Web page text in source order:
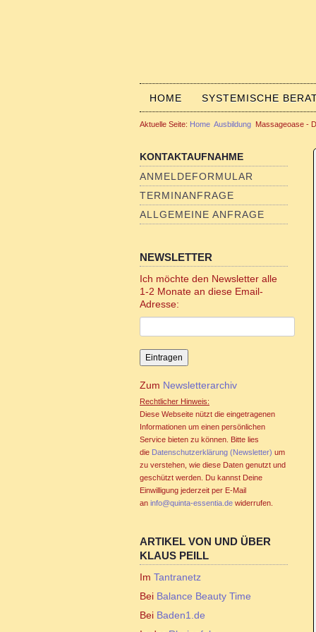
HOME SYSTEMISCHE
Aktuelle Seite: Home Ausbildung Massageoase -
KONTAKTAUFNAHME
ANMELDEFORMULAR
TERMINANFRAGE
ALLGEMEINE ANFRAGE
NEWSLETTER
Ich möchte den Newsletter alle
1-2 Monate an diese Email-
Adresse:
Zum Newsletterarchiv
Rechtlicher Hinweis:
Diese Webseite nützt die eingetragenen
Informationen um einen persönlichen
Service bieten zu können. Bitte lies
die Datenschutzerklärung (Newsletter) um
zu verstehen, wie diese Daten genutzt und
geschützt werden. Du kannst Deine
Einwilligung jederzeit per E-Mail
an info@quinta-essentia.de widerrufen.
ARTIKEL VON UND ÜBER
KLAUS PEILL
Im Tantranetz
Bei Balance Beauty Time
Bei Baden1.de